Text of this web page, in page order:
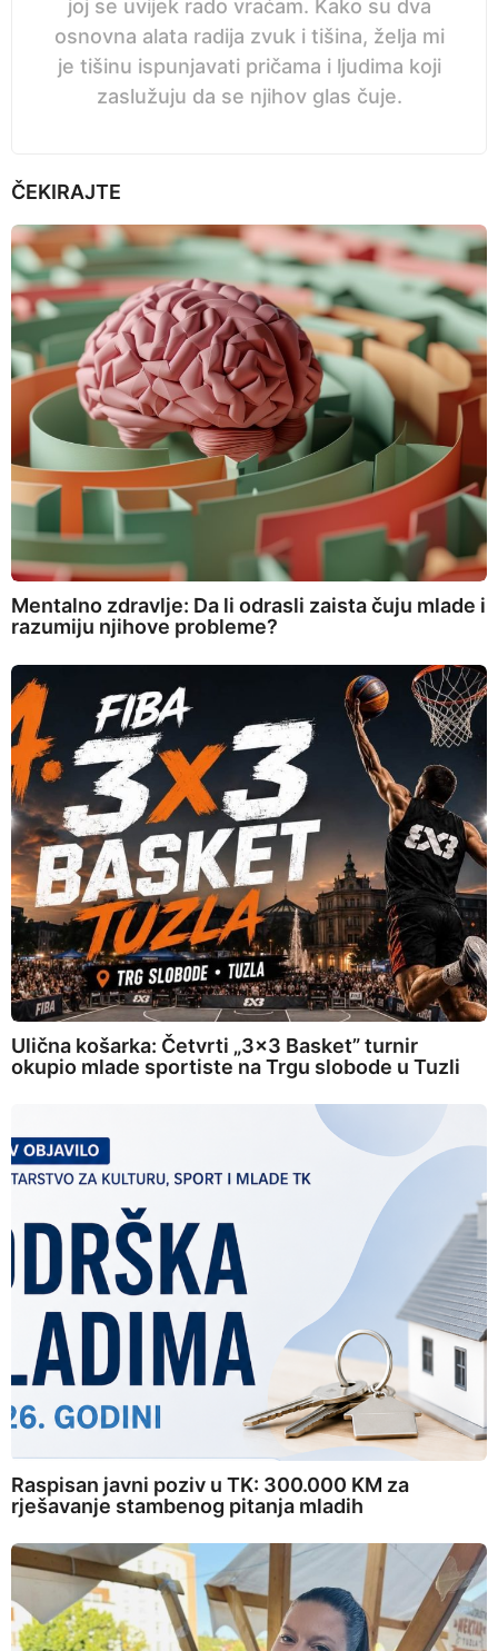
joj se uvijek rado vraćam. Kako su dva
osnovna alata radija zvuk i tišina, želja mi
je tišinu ispunjavati pričama i ljudima koji
zaslužuju da se njihov glas čuje.
ČEKIRAJTE
Mentalno zdravlje: Da li odrasli zaista čuju mlade i
razumiju njihove probleme?
Ulična košarka: Četvrti „3×3 Basket” turnir
okupio mlade sportiste na Trgu slobode u Tuzli
Raspisan javni poziv u TK: 300.000 KM za
rješavanje stambenog pitanja mladih